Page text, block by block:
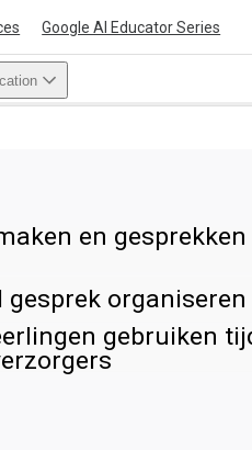
Google AI Educator Series
en
gebruiken
gesprek organiseren